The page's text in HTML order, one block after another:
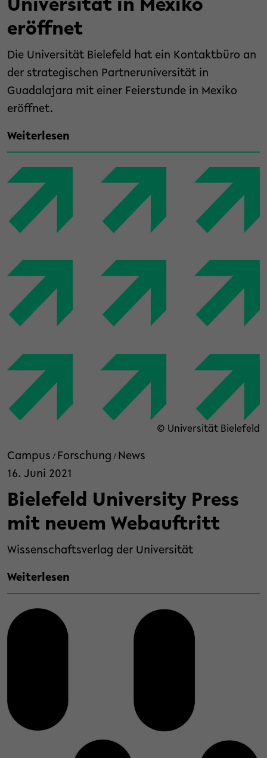
Universität in Mexiko
eröffnet
Die Universität Bielefeld hat ein Kontaktbüro an
der strategischen Partneruniversität in
Guadalajara mit einer Feierstunde in Mexiko
eröffnet.
Weiterlesen
© Universität Bielefeld
Campus / Forschung / News
16. Juni 2021
Bielefeld University Press
mit neuem Webauftritt
Wissenschaftsverlag der Universität
Weiterlesen